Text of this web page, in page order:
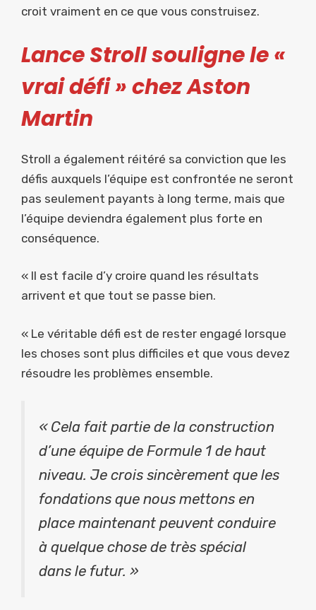
croit vraiment en ce que vous construisez.
Lance Stroll souligne le «
vrai défi » chez Aston
Martin
Stroll a également réitéré sa conviction que les
défis auxquels l’équipe est confrontée ne seront
pas seulement payants à long terme, mais que
l’équipe deviendra également plus forte en
conséquence.
« Il est facile d’y croire quand les résultats
arrivent et que tout se passe bien.
« Le véritable défi est de rester engagé lorsque
les choses sont plus difficiles et que vous devez
résoudre les problèmes ensemble.
« Cela fait partie de la construction
d’une équipe de Formule 1 de haut
niveau. Je crois sincèrement que les
fondations que nous mettons en
place maintenant peuvent conduire
à quelque chose de très spécial
dans le futur. »